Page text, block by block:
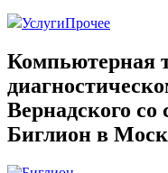
УслугиПрочее
Компьютерная
Вернадского
Биглион в